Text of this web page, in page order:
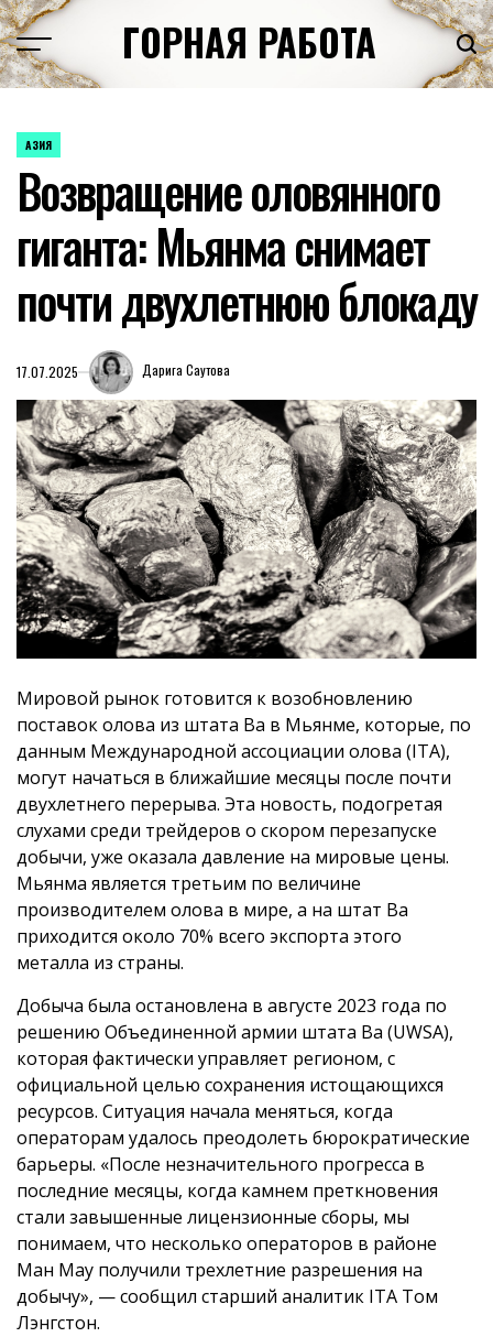
Перейти
к
содержимому
ГОРНАЯ РАБОТА
ОПУБЛИКОВАНО
АЗИЯ
Возвращение оловянного
гиганта: Мьянма снимает
почти двухлетнюю блокаду
17.07.2025 Дарига Саутова
Мировой рынок готовится к возобновлению
поставок олова из штата Ва в Мьянме, которые, по
данным Международной ассоциации олова (ITA),
могут начаться в ближайшие месяцы после почти
двухлетнего перерыва. Эта новость, подогретая
слухами среди трейдеров о скором перезапуске
добычи, уже оказала давление на мировые цены.
Мьянма является третьим по величине
производителем олова в мире, а на штат Ва
приходится около 70% всего экспорта этого
металла из страны.
Добыча была остановлена в августе 2023 года по
решению Объединенной армии штата Ва (UWSA),
которая фактически управляет регионом, с
официальной целью сохранения истощающихся
ресурсов. Ситуация начала меняться, когда
операторам удалось преодолеть бюрократические
барьеры. «После незначительного прогресса в
последние месяцы, когда камнем преткновения
стали завышенные лицензионные сборы, мы
понимаем, что несколько операторов в районе
Ман Мау получили трехлетние разрешения на
добычу», — сообщил старший аналитик ITA Том
Лэнгстон.